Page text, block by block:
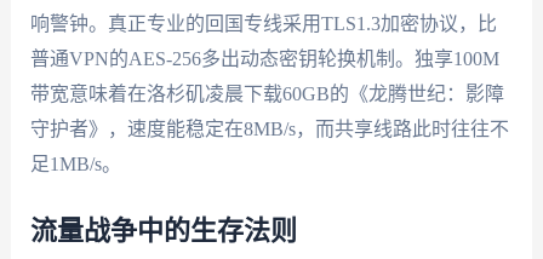
响警钟。真正专业的回国专线采用TLS1.3加密协议，比
普通VPN的AES-256多出动态密钥轮换机制。独享100M
带宽意味着在洛杉矶凌晨下载60GB的《龙腾世纪：影障
守护者》，速度能稳定在8MB/s，而共享线路此时往往不
足1MB/s。
流量战争中的生存法则